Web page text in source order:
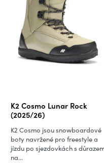
K2 Cosmo Lunar Rock
(2025/26)
K2 Cosmo jsou snowboardové
boty navržené pro freestyle a
jízdu po sjezdovkách s
na...